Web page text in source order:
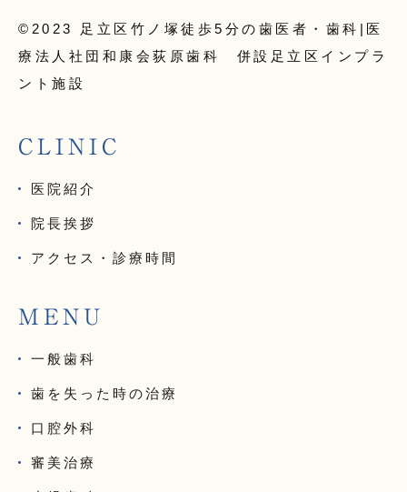
©2023 足立区竹ノ塚徒歩5分の歯医者・歯科|医
療法人社団和康会荻原歯科 併設足立区インプラ
ント施設
CLINIC
医院紹介
院長挨拶
アクセス・診療時間
MENU
一般歯科
歯を失った時の治療
口腔外科
審美治療